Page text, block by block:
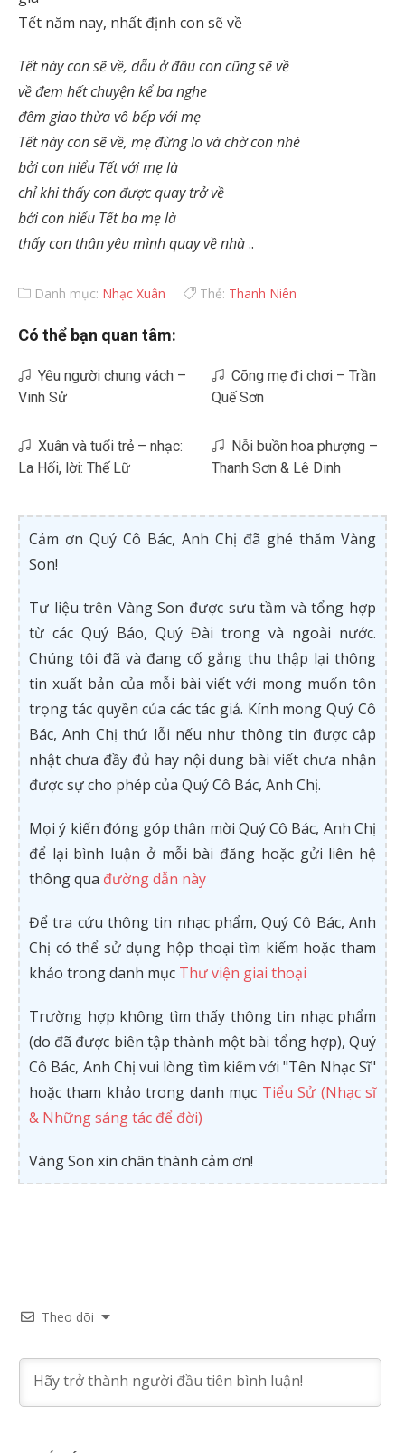
Tết năm nay, nhất định con sẽ về
Tết này con sẽ về, dẫu ở đâu con cũng sẽ về
về đem hết chuyện kể ba nghe
đêm giao thừa vô bếp với mẹ
Tết này con sẽ về, mẹ đừng lo và chờ con nhé
bởi con hiểu Tết với mẹ là
chỉ khi thấy con được quay trở về
bởi con hiểu Tết ba mẹ là
thấy con thân yêu mình quay về nhà..
Danh mục: Nhạc Xuân Thẻ: Thanh Niên
Có thể bạn quan tâm:
Yêu người chung vách –
Vinh Sử
Cõng mẹ đi chơi – Trần
Quế Sơn
Xuân và tuổi trẻ – nhạc:
La Hối, lời: Thế Lữ
Nỗi buồn hoa phượng –
Thanh Sơn & Lê Dinh
Cảm ơn Quý Cô Bác, Anh Chị đã ghé thăm Vàng
Son!
Tư liệu trên Vàng Son được sưu tầm và tổng hợp
từ các Quý Báo, Quý Đài trong và ngoài nước.
Chúng tôi đã và đang cố gắng thu thập lại thông
tin xuất bản của mỗi bài viết với mong muốn tôn
trọng tác quyền của các tác giả. Kính mong Quý Cô
Bác, Anh Chị thứ lỗi nếu như thông tin được cập
nhật chưa đầy đủ hay nội dung bài viết chưa nhận
được sự cho phép của Quý Cô Bác, Anh Chị.
Mọi ý kiến đóng góp thân mời Quý Cô Bác, Anh Chị
để lại bình luận ở mỗi bài đăng hoặc gửi liên hệ
thông qua đường dẫn này
Để tra cứu thông tin nhạc phẩm, Quý Cô Bác, Anh
Chị có thể sử dụng hộp thoại tìm kiếm hoặc tham
khảo trong danh mục Thư viện giai thoại
Trường hợp không tìm thấy thông tin nhạc phẩm
(do đã được biên tập thành một bài tổng hợp), Quý
Cô Bác, Anh Chị vui lòng tìm kiếm với "Tên Nhạc Sĩ"
hoặc tham khảo trong danh mục Tiểu Sử (Nhạc sĩ
& Những sáng tác để đời)
Vàng Son xin chân thành cảm ơn!
Theo dõi